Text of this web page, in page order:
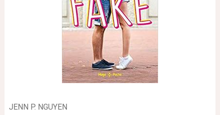
JENN P. NGUYEN